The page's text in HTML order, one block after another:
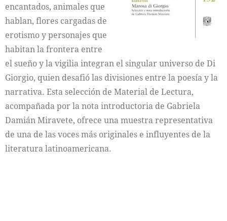
encantados, animales que
hablan, flores cargadas de
erotismo y personajes que
habitan la frontera entre
el sueño y la vigilia integran el singular universo de Di
Giorgio, quien desafió las divisiones entre la poesía y la
narrativa. Esta selección de Material de Lectura,
acompañada por la nota introductoria de Gabriela
Damián Miravete, ofrece una muestra representativa
de una de las voces más originales e influyentes de la
literatura latinoamericana.